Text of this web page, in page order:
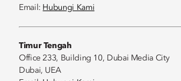
Email: Hubungi Kami
Timur Tengah
Office 233, Building 10, Dubai Media City
Dubai, UEA